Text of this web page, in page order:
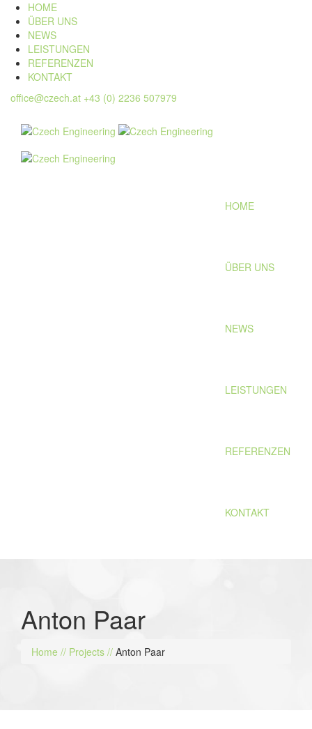
HOME
ÜBER UNS
NEWS
LEISTUNGEN
REFERENZEN
KONTAKT
office@czech.at +43 (0) 2236 507979
HOME
ÜBER UNS
NEWS
LEISTUNGEN
REFERENZEN
KONTAKT
Anton Paar
Home // Projects // Anton Paar